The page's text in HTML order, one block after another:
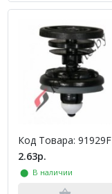
Код Товара: 91929F
2.63р.
⬤ В наличии